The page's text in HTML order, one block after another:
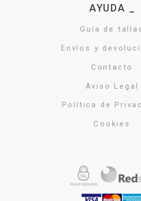
AYUDA _
Guía de
Envíos y
Contacto
Aviso Legal
Política de
Cookies